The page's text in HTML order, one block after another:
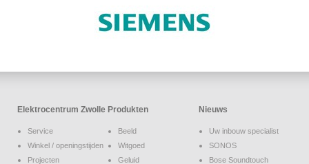
Elektrocentrum Zwolle
Service
Winkel / openingstijden
Projecten
Produkten
Beeld
Witgoed
Geluid
Nieuws
Uw inbouw specialist
SONOS
Bose Soundtouch